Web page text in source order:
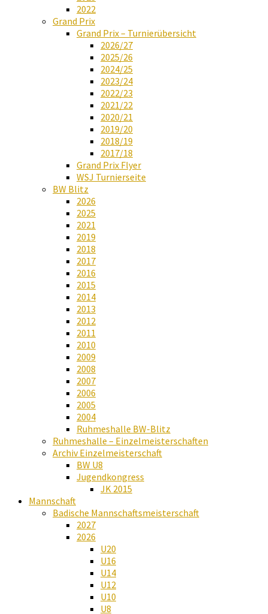
2022
Grand Prix
Grand Prix – Turnierübersicht
2026/27
2025/26
2024/25
2023/24
2022/23
2021/22
2020/21
2019/20
2018/19
2017/18
Grand Prix Flyer
WSJ Turnierseite
BW Blitz
2026
2025
2021
2019
2018
2017
2016
2015
2014
2013
2012
2011
2010
2009
2008
2007
2006
2005
2004
Ruhmeshalle BW-Blitz
Ruhmeshalle – Einzelmeisterschaften
Archiv Einzelmeisterschaft
BW U8
Jugendkongress
JK 2015
Mannschaft
Badische Mannschaftsmeisterschaft
2027
2026
U20
U16
U14
U12
U10
U8